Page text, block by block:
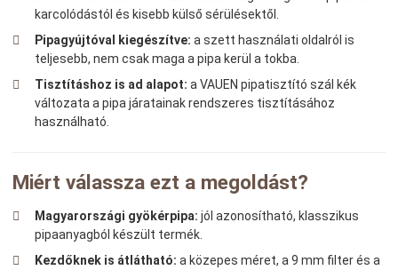
karcolódástól és kisebb külső sérülésektől.
Pipagyújtóval kiegészítve: a szett használati oldalról is
teljesebb, nem csak maga a pipa kerül a tokba.
Tisztításhoz is ad alapot: a VAUEN pipatisztító szál kék
változata a pipa járatainak rendszeres tisztításához
használható.
Miért válassza ezt a megoldást?
Magyarországi gyökérpipa: jól azonosítható, klasszikus
pipaanyagból készült termék.
Kezdőknek is átlátható: a közepes méret, a 9 mm filter és a